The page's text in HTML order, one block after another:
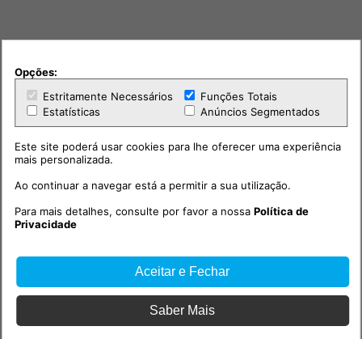
Fim de Semana
2026-08-05 14:55h
Exposição “Faces da Música”
Opções:
Estritamente Necessários
Funções Totais
Estatísticas
Anúncios Segmentados
Este site poderá usar cookies para lhe oferecer uma experiência
mais personalizada.
Ao continuar a navegar está a permitir a sua utilização.
Para mais detalhes, consulte por favor a nossaPolítica de
Privacidade
Aceitar e Fechar
Saber Mais